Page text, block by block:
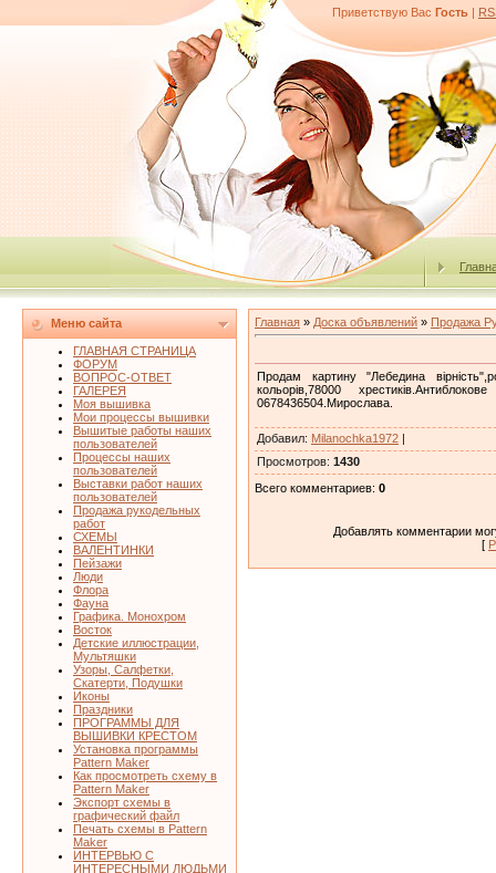
Приветствую Вас Гость |
Меню сайта
ГЛАВНАЯ СТРАНИЦА
ФОРУМ
ВОПРОС-ОТВЕТ
ГАЛЕРЕЯ
Моя вышивка
Мои процессы вышивки
Вышитые работы наших
пользователей
Процессы наших
пользователей
Выставки работ наших
пользователей
Продажа рукодельных
работ
СХЕМЫ
ВАЛЕНТИНКИ
Пейзажи
Люди
Флора
Фауна
Графика. Монохром
Восток
Детские иллюстрации,
Мультяшки
Узоры, Салфетки,
Скатерти, Подушки
Иконы
Праздники
ПРОГРАММЫ ДЛЯ
ВЫШИВКИ КРЕСТОМ
Установка программы
Pattern Maker
Как просмотреть схему в
Pattern Maker
Экспорт схемы в
графический файл
Печать схемы в Pattern
Maker
ИНТЕРВЬЮ С
ИНТЕРЕСНЫМИ ЛЮДЬМИ
Главная » Доска объявлений » Продажа
Продам картину "Лебедина
кольорів,78000
0678436504.Мирослава.
Добавил: Milanochka1972 |
Просмотров: 1430
Всего комментариев: 0
Добавлять комментарии
[